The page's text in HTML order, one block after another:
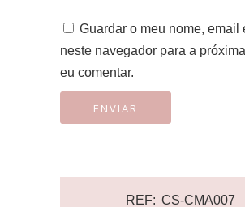
Guardar o meu nome, email
neste navegador para a
eu comentar.
REF: CS-CMA007